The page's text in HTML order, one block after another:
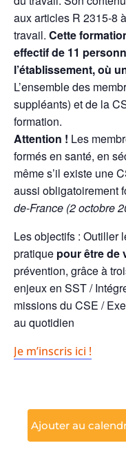
aux articles R 2315-8
travail. Cette
effectif de 11
l’établissement, où
L’ensemble des
suppléants) et de la
formation.
Attention ! Les
formés en santé, en
même s’il existe une
aussi obligatoirement
de-France (2 octobre
Les objectifs : Outiller
pratique pour être de
prévention, grâce à
enjeux en SST /
missions du CSE /
au quotidien
Je m’inscris ici !
Ajouter au